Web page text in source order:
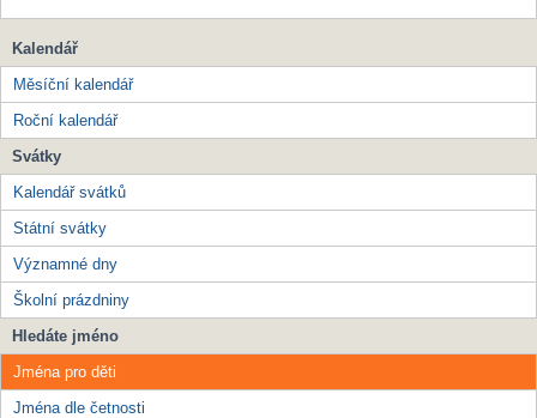
Kalendář
Měsíční kalendář
Roční kalendář
Svátky
Kalendář svátků
Státní svátky
Významné dny
Školní prázdniny
Hledáte jméno
Jména pro děti
Jména dle četnosti